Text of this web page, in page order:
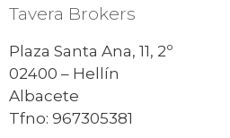
Tavera Brokers
Plaza Santa Ana, 11, 2º
02400 – Hellín
Albacete
Tfno: 967305381